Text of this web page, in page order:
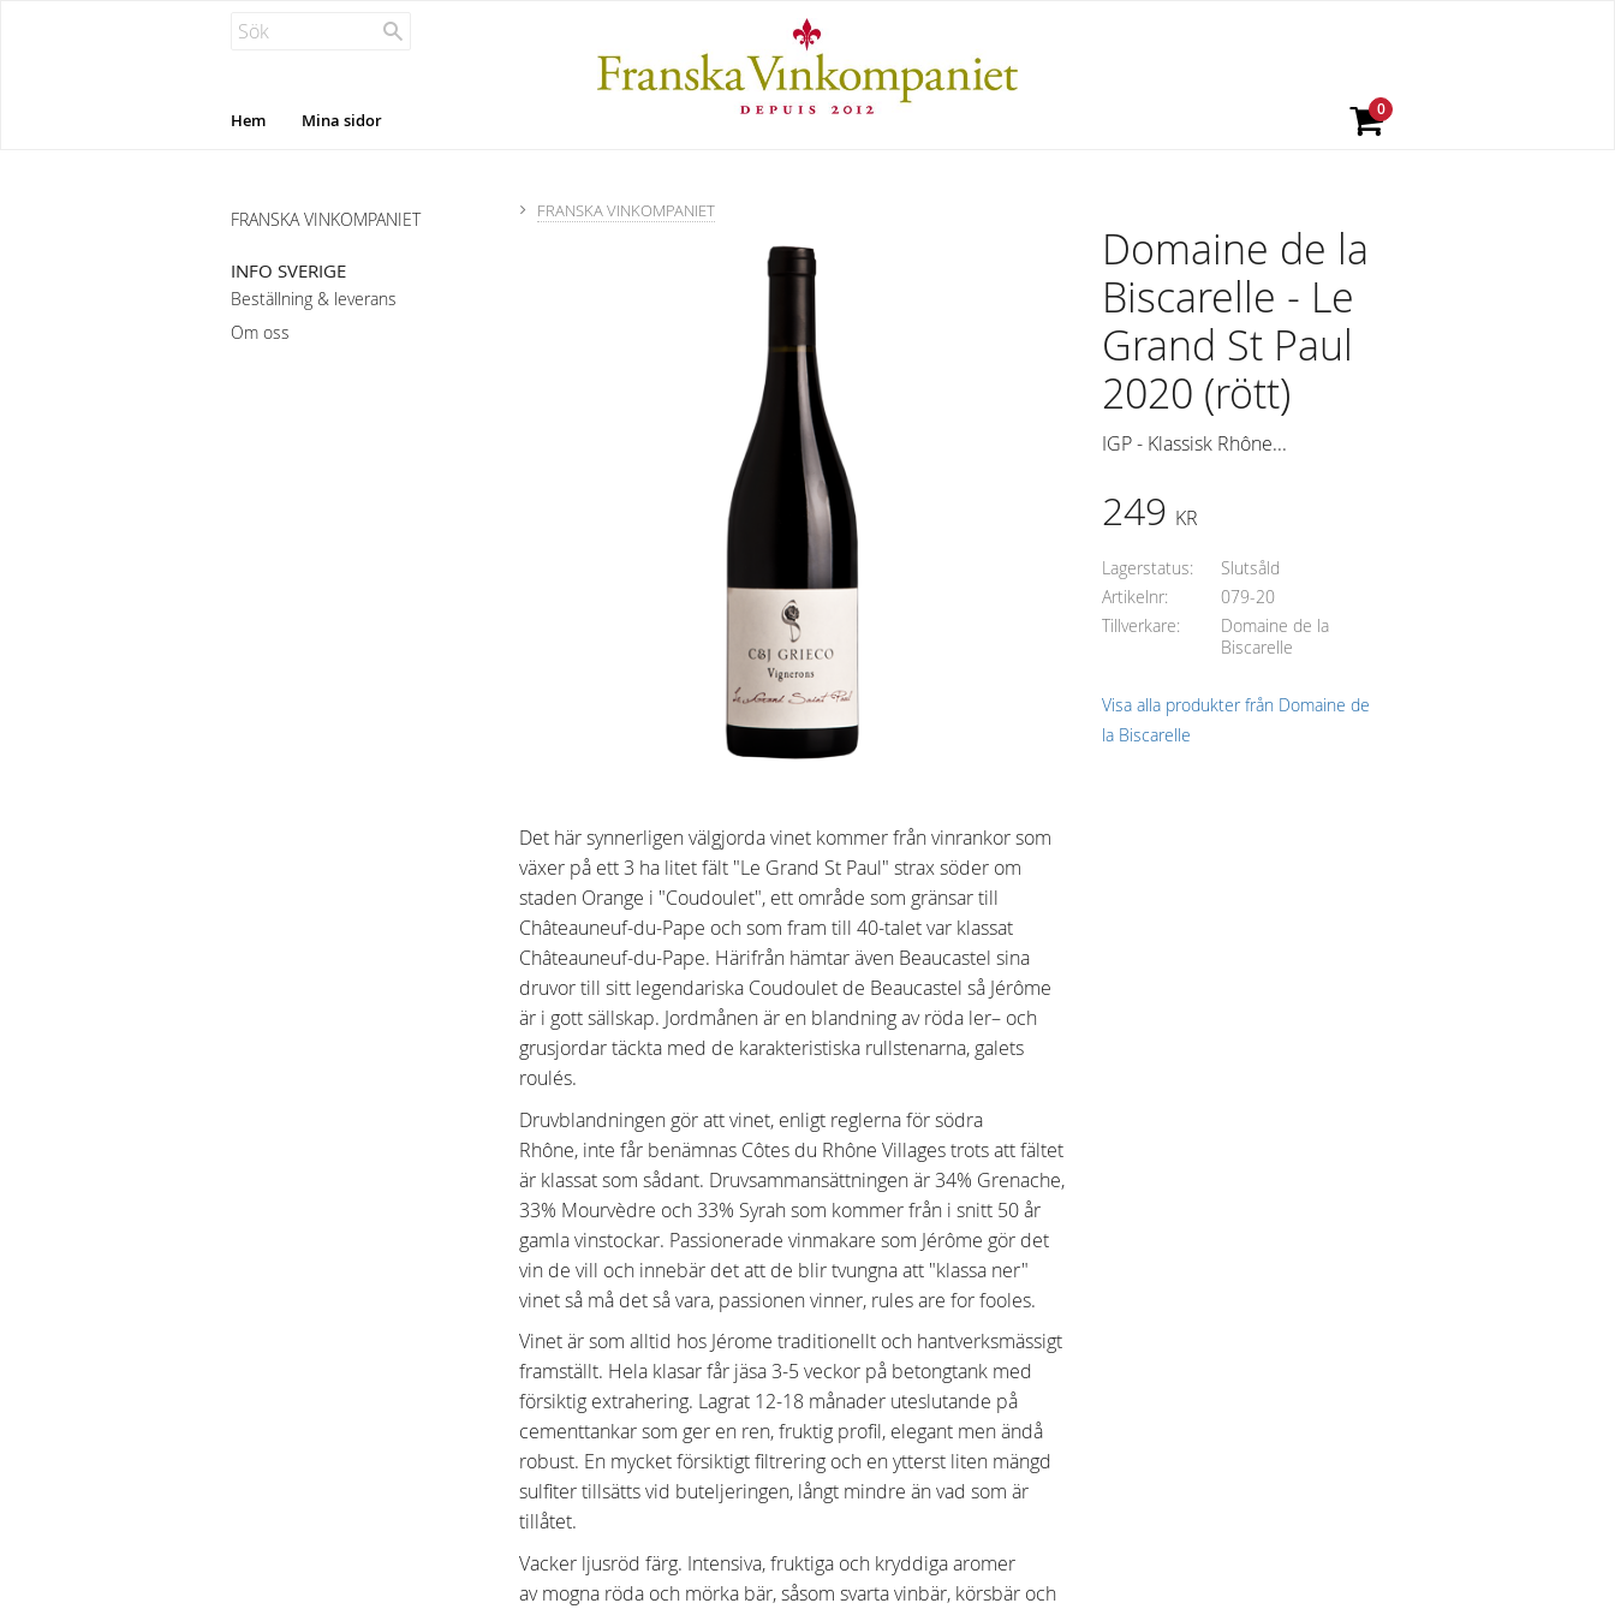
Hem Mina sidor
FRANSKA VINKOMPANIET
Domaine de la
Biscarelle - Le
Grand St Paul
2020 (rött)
IGP - Klassisk Rhône...
249 KR
Lagerstatus
Slutsåld
Artikelnr
079-20
Tillverkare
Domaine de la
Biscarelle
Visa alla produkter från Domaine de
la Biscarelle
Det här synnerligen välgjorda vinet kommer från vinrankor som
växer på ett 3 ha litet fält "Le Grand St Paul" strax söder om
staden Orange i "Coudoulet", ett område som gränsar till
Châteauneuf-du-Pape och som fram till 40-talet var klassat
Châteauneuf-du-Pape. Härifrån hämtar även Beaucastel sina
druvor till sitt legendariska Coudoulet de Beaucastel så Jérôme
är i gott sällskap. Jordmånen är en blandning av röda ler– och
grusjordar täckta med de karakteristiska rullstenarna, galets
roulés.
Druvblandningen gör att vinet, enligt reglerna för södra
Rhône, inte får benämnas Côtes du Rhône Villages trots att fältet
är klassat som sådant. Druvsammansättningen är 34% Grenache,
33% Mourvèdre och 33% Syrah som kommer från i snitt 50 år
gamla vinstockar. Passionerade vinmakare som Jérôme gör det
vin de vill och innebär det att de blir tvungna att "klassa ner"
vinet så må det så vara, passionen vinner, rules are for fooles.
Vinet är som alltid hos Jérome traditionellt och hantverksmässigt
framställt. Hela klasar får jäsa 3-5 veckor på betongtank med
försiktig extrahering. Lagrat 12-18 månader uteslutande på
cementtankar som ger en ren, fruktig profil, elegant men ändå
robust. En mycket försiktigt filtrering och en ytterst liten mängd
sulfiter tillsätts vid buteljeringen, långt mindre än vad som är
tillåtet.
Vacker ljusröd färg. Intensiva, fruktiga och kryddiga aromer
av mogna röda och mörka bär, såsom svarta vinbär, körsbär och
FRANSKA VINKOMPANIET
INFO SVERIGE
Beställning & leverans
Om oss